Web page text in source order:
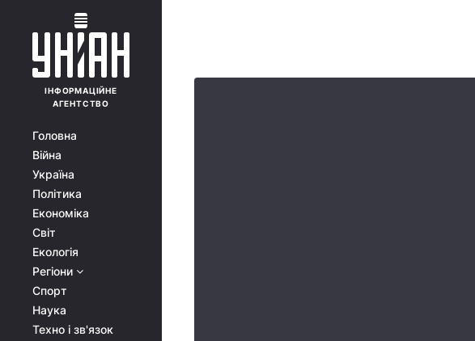
ІНФОРМАЦІЙНЕ
АГЕНТСТВО
Головна
Війна
Україна
Політика
Економіка
Світ
Екологія
Регіони
Спорт
Наука
Техно і зв'язок